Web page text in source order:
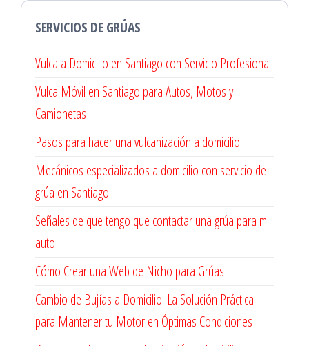
SERVICIOS DE GRÚAS
Vulca a Domicilio en Santiago con Servicio Profesional
Vulca Móvil en Santiago para Autos, Motos y
Camionetas
Pasos para hacer una vulcanización a domicilio
Mecánicos especializados a domicilio con servicio de
grúa en Santiago
Señales de que tengo que contactar una grúa para mi
auto
Cómo Crear una Web de Nicho para Grúas
Cambio de Bujías a Domicilio: La Solución Práctica
para Mantener tu Motor en Óptimas Condiciones